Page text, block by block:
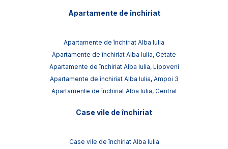
Apartamente de închiriat
Apartamente de închiriat Alba Iulia
Apartamente de închiriat Alba Iulia, Cetate
Apartamente de închiriat Alba Iulia, Lipoveni
Apartamente de închiriat Alba Iulia, Ampoi 3
Apartamente de închiriat Alba Iulia, Central
Case vile de închiriat
Case vile de închiriat Alba Iulia